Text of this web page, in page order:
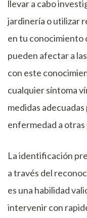
llevar a cabo
jardinería o utilizar
en tu conocimiento
pueden afectar a
con este
cualquier síntoma
medidas
enfermedad a otras
La identificación
a través del
es una habilidad
intervenir con